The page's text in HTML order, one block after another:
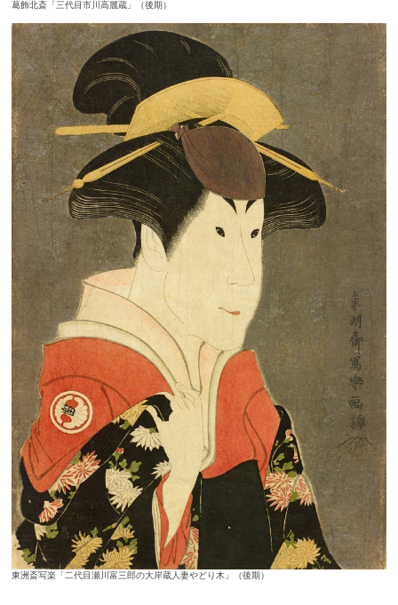
葛飾北斎「三代目市川高麗蔵」（後期）
東洲斎写楽「二代目瀬川富三郎の大岸蔵人妻やどり木」（後期）